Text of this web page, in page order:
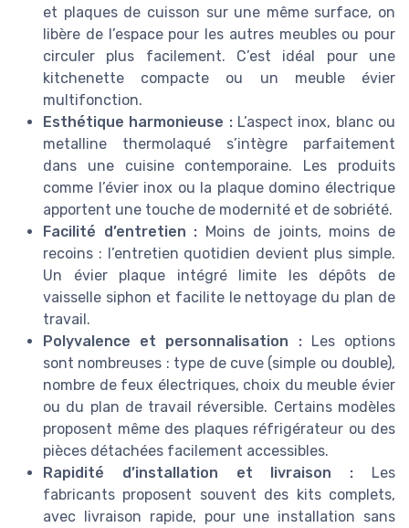
et plaques de cuisson sur une même surface, on
libère de l’espace pour les autres meubles ou pour
circuler plus facilement. C’est idéal pour une
kitchenette compacte ou un meuble évier
multifonction.
Esthétique harmonieuse :L’aspect inox, blanc ou
metalline thermolaqué s’intègre parfaitement
dans une cuisine contemporaine. Les produits
comme l’évier inox ou la plaque domino électrique
apportent une touche de modernité et de sobriété.
Facilité d’entretien : Moins de joints, moins de
recoins : l’entretien quotidien devient plus simple.
Un évier plaque intégré limite les dépôts de
vaisselle siphon et facilite le nettoyage du plan de
travail.
Polyvalence et personnalisation :Les options
sont nombreuses : type de cuve (simple ou double),
nombre de feux électriques, choix du meuble évier
ou du plan de travail réversible. Certains modèles
proposent même des plaques réfrigérateur ou des
pièces détachées facilement accessibles.
Rapidité d’installation et livraison : Les
fabricants proposent souvent des kits complets,
avec livraison rapide, pour une installation sans